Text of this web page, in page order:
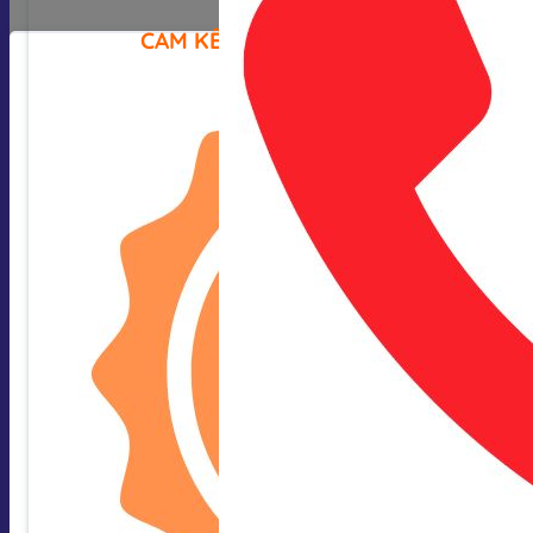
CAM KẾT CỦA CHÚNG TÔI